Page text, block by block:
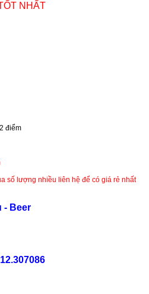
nhất
NHẤT
điểm
số lượng nhiều liên hệ để có giá rẻ nhất
- Beer